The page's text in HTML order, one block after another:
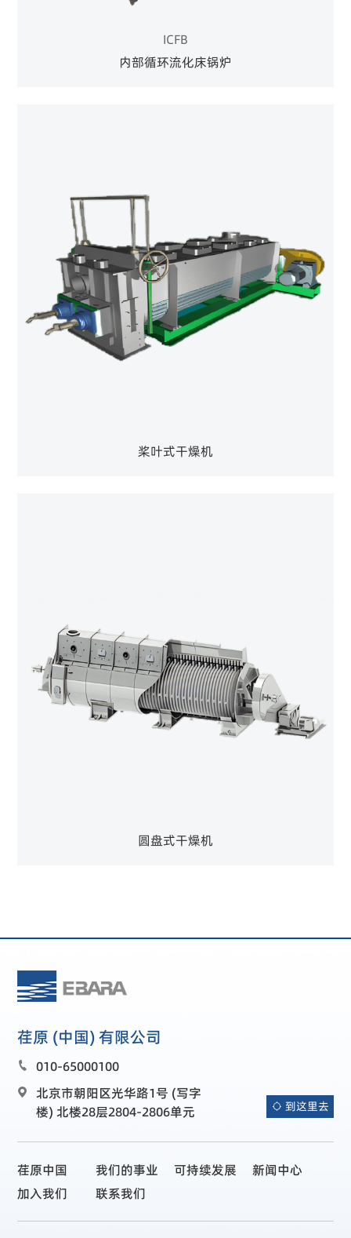
ICFB
内部循环流化床锅炉
桨叶式干燥机
圆盘式干燥机
荏原 (中国) 有限公司

北京市朝阳区光华路1号 (写字
楼) 北楼28层2804-2806单元
 010-65000100
 到这里去
荏原中国 我们的事业 可持续发展
新闻中心
加入我们
联系我们